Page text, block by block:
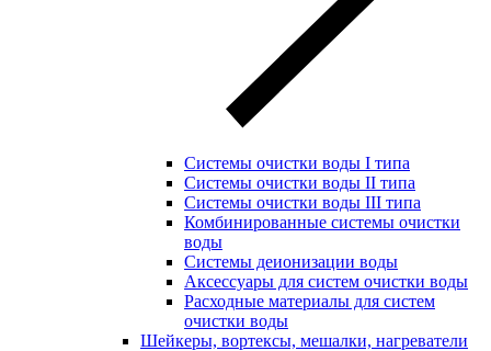
Системы очистки воды I типа
Системы очистки воды II типа
Системы очистки воды III типа
Комбинированные системы очистки
воды
Системы деионизации воды
Аксессуары для систем очистки воды
Расходные материалы для систем
очистки воды
Шейкеры, вортексы, мешалки, нагреватели